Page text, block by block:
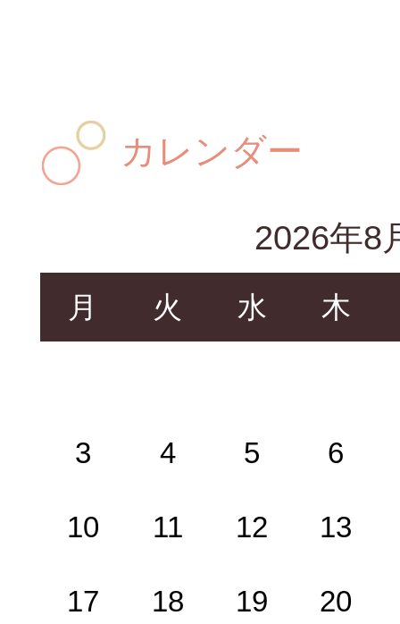
カレンダー
2026年8
月 火 水 木
3 4 5 6
10 11 12 13
17 18 19 20